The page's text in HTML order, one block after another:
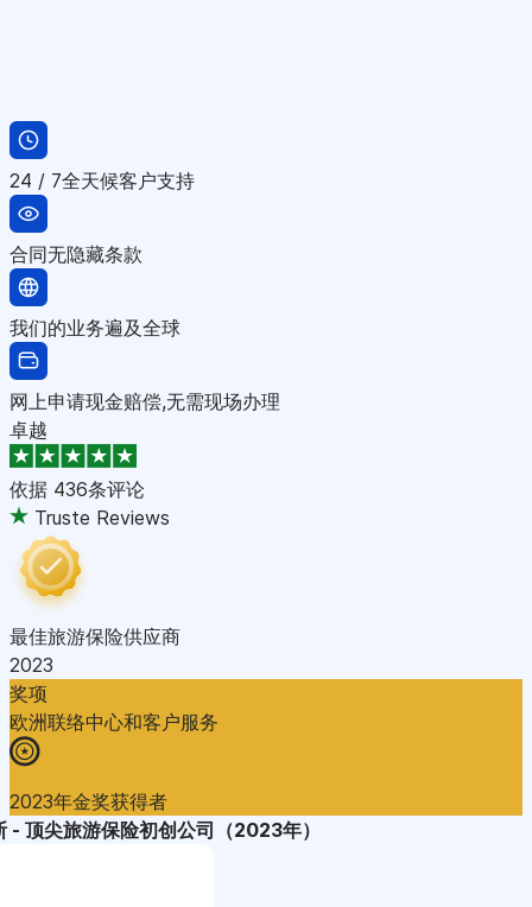
24 / 7全天候客户支持
合同无隐藏条款
我们的业务遍及全球
网上申请现金赔偿,无需现场办理
卓越
依据 436条评论
Truste Reviews
最佳旅游保险供应商
2023
奖项
欧洲联络中心和客户服务
2023年金奖获得者
- 顶尖旅游保险初创公司（2023年）